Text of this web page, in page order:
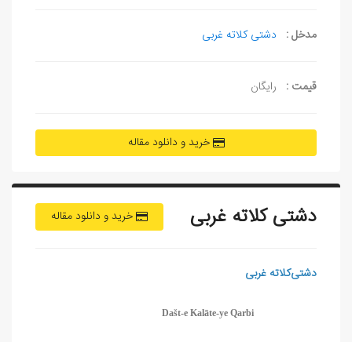
مدخل : دشتی کلاته غربی
قیمت : رایگان
خرید و دانلود مقاله
خرید و دانلود مقاله دشتی کلاته غربی
دشتی‏‌کلاته غربی
Dašt-e Kalāte-ye Qarbi